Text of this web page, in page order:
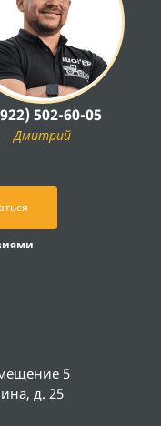
502-60-05
Дмитрий
5
д. 25